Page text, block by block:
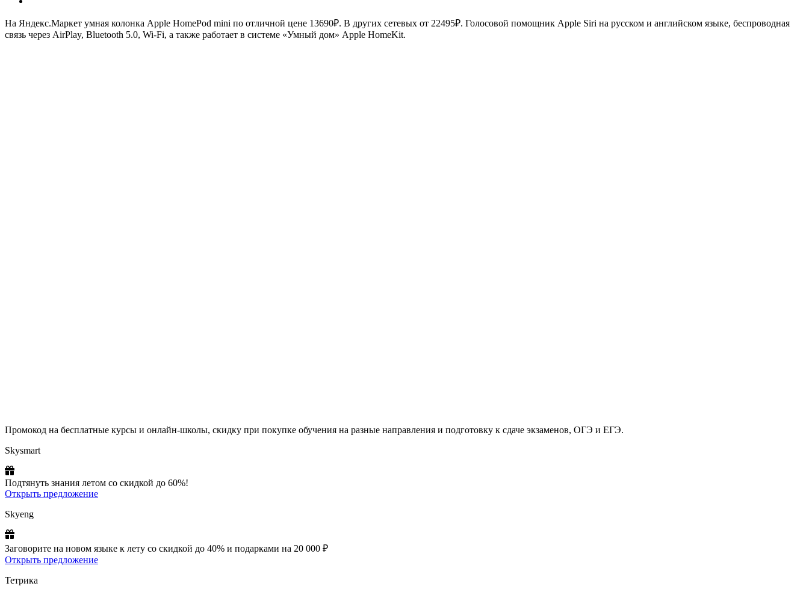
На Яндекс.Маркет умная колонка Apple HomePod mini по отличной цене 13690₽. В других сетевых от 22495₽. Голосовой помощник Apple Siri на русском и английском языке, беспроводная
связь через AirPlay, Bluetooth 5.0, Wi-Fi, а также работает в системе «Умный дом» Apple HomeKit.
Промокод на бесплатные курсы и онлайн-школы, скидку при покупке обучения на разные направления и подготовку к сдаче экзаменов, ОГЭ и ЕГЭ.
Skysmart
Подтянуть знания летом со скидкой до 60%!
Открыть предложение
Skyeng
Заговорите на новом языке к лету со скидкой до 40% и подарками на 20 000 ₽
Открыть предложение
Тетрика